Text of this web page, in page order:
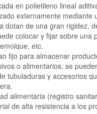
en polietileno lineal
externamente mediante
dotan de una gran rigidez,
colocar y fijar sobre una
etc.
fijo para almacenar
o alimentarios, se
tubuladuras y accesorios
alimentaria (registro
de alta resistencia a los